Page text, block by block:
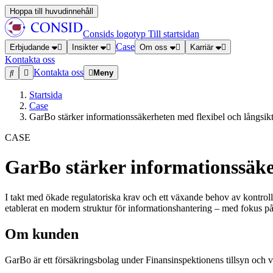
Hoppa till huvudinnehåll
Consids logotyp Till startsidan
Erbjudande Insikter Case Om oss Karriär
Kontakta oss
Kontakta oss
Meny
Startsida
Case
GarBo stärker informationssäkerheten med flexibel och
CASE
GarBo stärker
I takt med ökade regulatoriska krav och ett växande behov av
etablerat en modern struktur för informationshantering – med fokus
Om kunden
GarBo är ett försäkringsbolag under Finansinspektionens tillsyn och